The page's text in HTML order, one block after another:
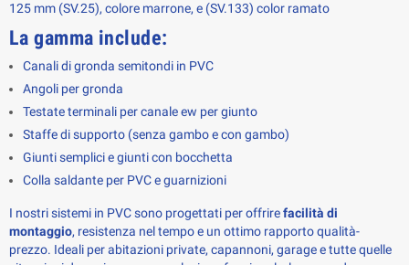
125 mm (SV.25), colore marrone, e (SV.133) color ramato
La gamma include:
Canali di gronda semitondi in PVC
Angoli per gronda
Testate terminali per canale ew per giunto
Staffe di supporto (senza gambo e con gambo)
Giunti semplici e giunti con bocchetta
Colla saldante per PVC e guarnizioni
I nostri sistemi in PVC sono progettati per offrire facilità di
montaggio, resistenza nel tempo e un ottimo rapporto qualità-
prezzo. Ideali per abitazioni private, capannoni, garage e tutte quelle